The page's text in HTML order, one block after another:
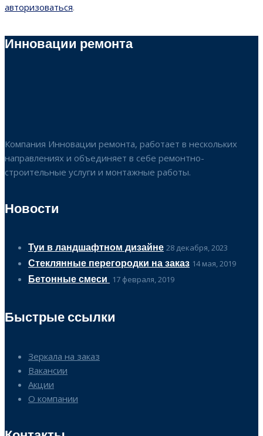
авторизоваться.
Инновации ремонта
Компания Инновации ремонта, работает в нескольких
направлениях и объединяет в себе ремонтно-
строительные услуги и монтажные работы.
Новости
Туи в ландшафтном дизайне 28 декабря, 2023
Стеклянные перегородки на заказ 14 мая, 2019
Бетонные смеси 17 февраля, 2019
Быстрые ссылки
Зеркала на заказ
Вакансии
Акции
О компании